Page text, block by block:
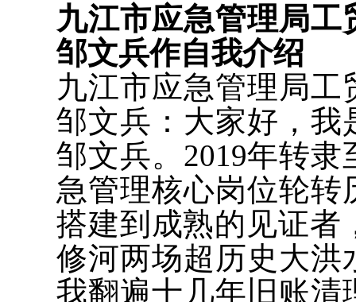
九江市应急管理局
邹文兵作自我介绍
九江市应急管理局
邹文兵：大家好，我
邹文兵。2019年转
急管理核心岗位轮转
搭建到成熟的见证者
修河两场超历史大洪
我翻遍十几年旧账清